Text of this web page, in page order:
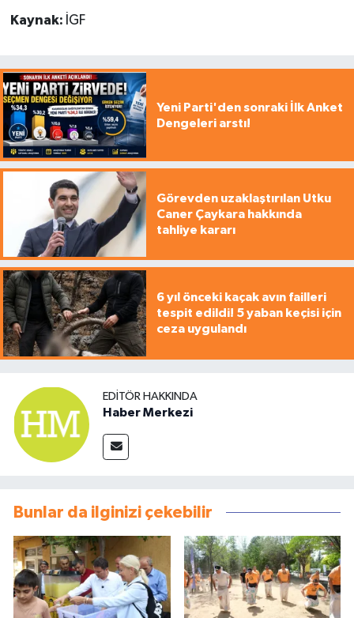
Kaynak: İGF
Yeni Parti'den sonraki İlk Anket
Dengeleri arstı!
Görevden uzaklaştırılan Utku
Caner Çaykara hakkında
tahliye kararı
6 yıl önceki kaçak avın failleri
tespit edildi! 5 yaban keçisi için
ceza uygulandı
EDITÖR HAKKINDA
Haber Merkezi
Bunlar da ilginizi çekebilir